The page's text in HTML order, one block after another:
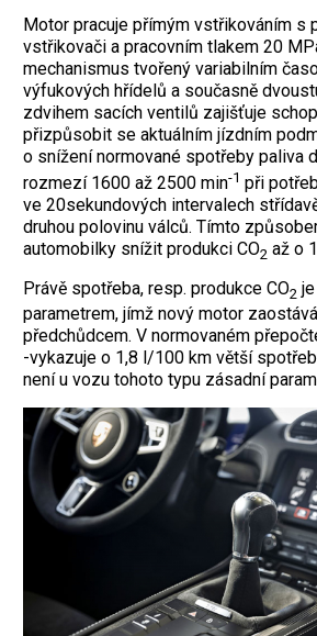
Motor pracuje přímým vstřikováním s
vstřikovači a pracovním tlakem 20
mechanismus tvořený variabilním
výfukových hřídelů a současně
zdvihem sacích ventilů zajišťuje
přizpůsobit se aktuálním jízdním
o snížení normované spotřeby paliva
rozmezí 1600 až 2500 min-1 při
ve 20sekundových intervalech
druhou polovinu válců. Tímto
automobilky snížit produkci CO2 až o
Právě spotřeba, resp. produkce CO2
parametrem, jímž nový motor
předchůdcem. V normovaném
-vykazuje o 1,8 l/100 km větší
není u vozu tohoto typu zásadní